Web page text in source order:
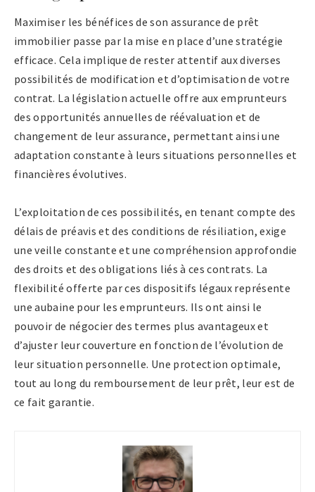
Maximiser les bénéfices de son assurance de prêt
immobilier passe par la mise en place d’une stratégie
efficace. Cela implique de rester attentif aux diverses
possibilités de modification et d’optimisation de votre
contrat. La législation actuelle offre aux emprunteurs
des opportunités annuelles de réévaluation et de
changement de leur assurance, permettant ainsi une
adaptation constante à leurs situations personnelles et
financières évolutives.
L’exploitation de ces possibilités, en tenant compte des
délais de préavis et des conditions de résiliation, exige
une veille constante et une compréhension approfondie
des droits et des obligations liés à ces contrats. La
flexibilité offerte par ces dispositifs légaux représente
une aubaine pour les emprunteurs. Ils ont ainsi le
pouvoir de négocier des termes plus avantageux et
d’ajuster leur couverture en fonction de l’évolution de
leur situation personnelle. Une protection optimale,
tout au long du remboursement de leur prêt, leur est de
ce fait garantie.